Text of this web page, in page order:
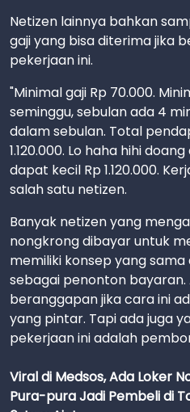
Netizen lainnya bahkan
gaji yang bisa diterima jika
pekerjaan ini.
"Minimal gaji Rp 70.000.
seminggu, sebulan ada 4
dalam sebulan. Total
1.120.000. Lo haha hihi
dapat kecil Rp 1.120.000.
salah satu netizen.
Banyak netizen yang
nongkrong dibayar untuk
memiliki konsep yang
sebagai penonton bayaran.
beranggapan jika cara ini
yang pintar. Tapi ada juga
pekerjaan ini adalah
Viral di Medsos, Ada Loker
Pura-pura Jadi Pembeli di